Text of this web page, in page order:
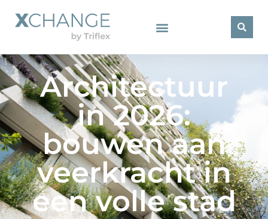
Architectuur
in 2026:
bouwen aan
veerkracht in
een volle stad